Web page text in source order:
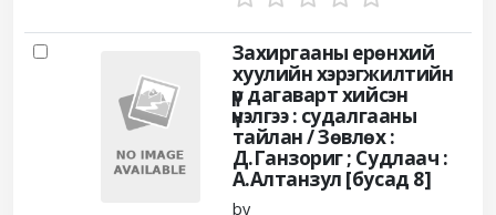
Захиргааны ерөнхий
хуулийн хэрэгжилтийн
үр дагаварт хийсэн
үнэлгээ : судалгааны
тайлан /Зөвлөх :
Д.Ганзориг ; Судлаач :
А.Алтанзул [бусад 8]
by